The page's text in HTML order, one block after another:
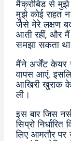
मैक्रोबिड से मुझे
मुझे कोई राहत
जैसे मेरे लक्षण
आती रहीं, और मैं
समझा सकता था
मैंने अर्जेंट केयर
वापस आएं,
आखिरी खुराक
ली।
इस बार जिस
सिप्रो
लिए आमतौर पर